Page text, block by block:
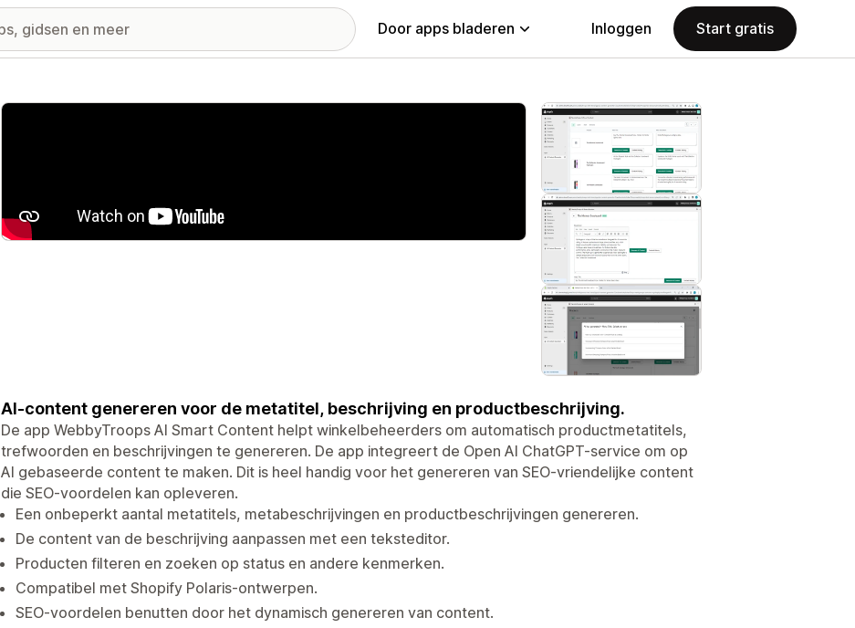
Door apps bladeren Inloggen Start gratis
Galerij met uitgelichte afbeeldingen
AI-content genereren voor de metatitel, beschrijving en productbeschrijving.
De app WebbyTroops AI Smart Content helpt winkelbeheerders om automatisch productmetatitels,
trefwoorden en beschrijvingen te genereren. De app integreert de Open AI ChatGPT-service om op
AI gebaseerde content te maken. Dit is heel handig voor het genereren van SEO-vriendelijke content
die SEO-voordelen kan opleveren.
Een onbeperkt aantal metatitels, metabeschrijvingen en productbeschrijvingen genereren.
De content van de beschrijving aanpassen met een teksteditor.
Producten filteren en zoeken op status en andere kenmerken.
Compatibel met Shopify Polaris-ontwerpen.
SEO-voordelen benutten door het dynamisch genereren van content.